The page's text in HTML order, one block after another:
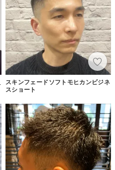
スキンフェードソフトモヒカンビジネ
スショート